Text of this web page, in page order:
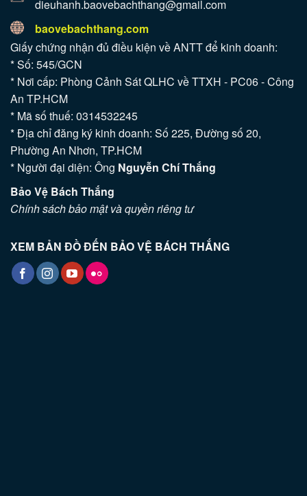
dieuhanh.baovebachthang@gmail.com
baovebachthang.com
Giấy chứng nhận đủ điều kiện về ANTT để kinh doanh:
* Số: 545/GCN
* Nơi cấp: Phòng Cảnh Sát QLHC về TTXH - PC06 - Công
An TP.HCM
* Mã số thuế: 0314532245
* Địa chỉ đăng ký kinh doanh: Số 225, Đường số 20,
Phường An Nhơn, TP.HCM
* Người đại diện: Ông Nguyễn Chí Thắng
Bảo Vệ Bách Thắng
Chính sách bảo mật và quyền riêng tư
XEM BẢN ĐỒ ĐẾN BẢO VỆ BÁCH THẮNG